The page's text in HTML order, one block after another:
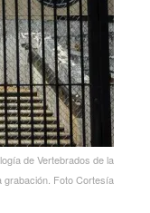
de Vertebrados de la
grabación. Foto Cortesía